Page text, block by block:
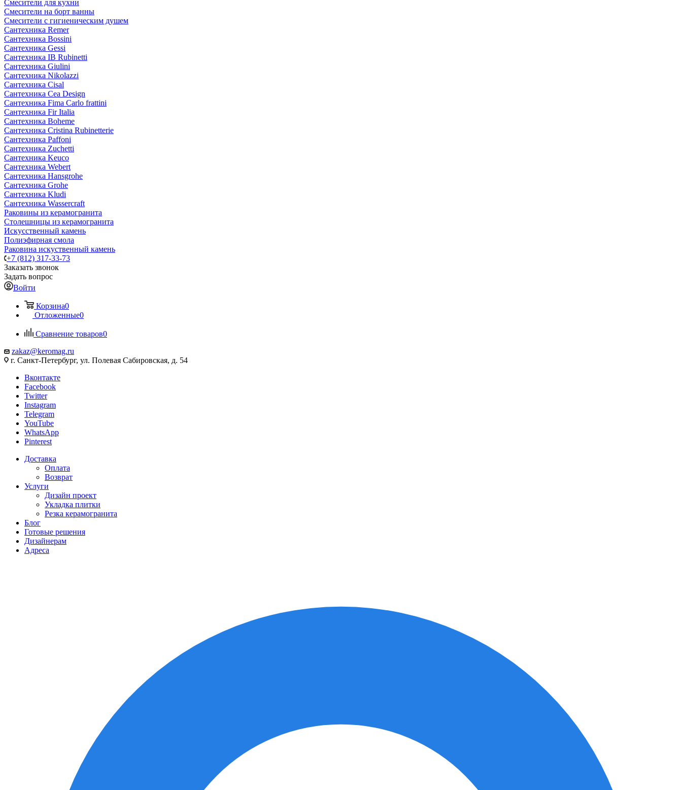
Смесители для кухни
Смесители на борт ванны
Смесители с гигиеническим душем
Сантехника Remer
Сантехника Bossini
Сантехника Gessi
Сантехника IB Rubinetti
Сантехника Giulini
Сантехника Nikolazzi
Сантехника Cisal
Сантехника Cea Design
Сантехника Fima Carlo frattini
Сантехника Fir Italia
Сантехника Boheme
Сантехника Cristina Rubinetterie
Сантехника Paffoni
Сантехника Zuchetti
Сантехника Keuco
Сантехника Webert
Сантехника Hansgrohe
Сантехника Grohe
Сантехника Kludi
Сантехника Wassercraft
Раковины из керамогранита
Столешницы из керамогранита
Искусственный камень
Полиэфирная смола
Раковина искуственный камень
+7 (812) 317-33-73
Заказать звонок
Задать вопрос
Войти
Корзина0
Отложенные0
Сравнение товаров0
zakaz@keromag.ru
г. Санкт-Петербург, ул. Полевая Сабировская, д. 54
Вконтакте
Facebook
Twitter
Instagram
Telegram
YouTube
WhatsApp
Pinterest
Доставка
Оплата
Возврат
Услуги
Дизайн проект
Укладка плитки
Резка керамогранита
Блог
Готовые решения
Дизайнерам
Адреса